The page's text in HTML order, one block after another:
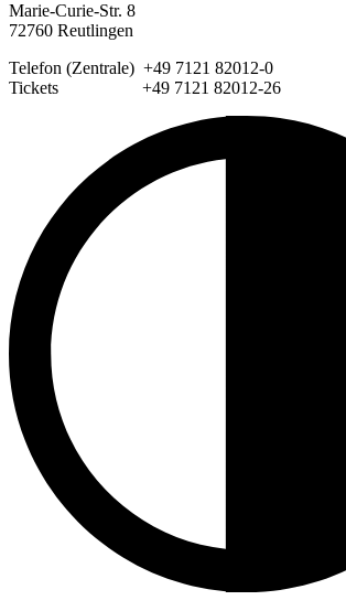
Marie-Curie-Str. 8
72760 Reutlingen
Telefon (Zentrale) +49 7121 82012-0
Tickets +49 7121 82012-26